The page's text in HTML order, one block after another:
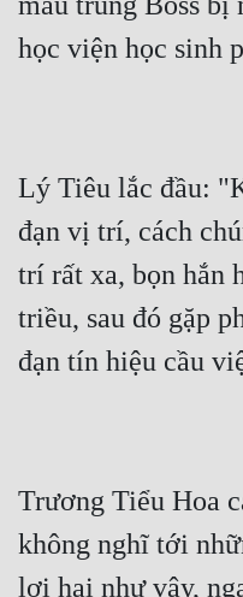
học viện học sinh
Lý Tiêu lắc đầu:
đạn vị trí, cách
trí rất xa, bọn hắn
triều, sau đó gặp
đạn tín hiệu cầu
Trương Tiểu Hoa
không nghĩ tới
lợi hại như vậy,